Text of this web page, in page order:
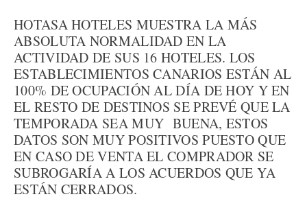
HOTASA HOTELES MUESTRA LA MÁS
ABSOLUTA NORMALIDAD EN LA
ACTIVIDAD DE SUS 16 HOTELES. LOS
ESTABLECIMIENTOS CANARIOS ESTÁN AL
100% DE OCUPACIÓN AL DÍA DE HOY Y EN
EL RESTO DE DESTINOS SE PREVÉ QUE LA
TEMPORADA SEA MUY BUENA, ESTOS
DATOS SON MUY POSITIVOS PUESTO QUE
EN CASO DE VENTA EL COMPRADOR SE
SUBROGARÍA A LOS ACUERDOS QUE YA
ESTÁN CERRADOS.